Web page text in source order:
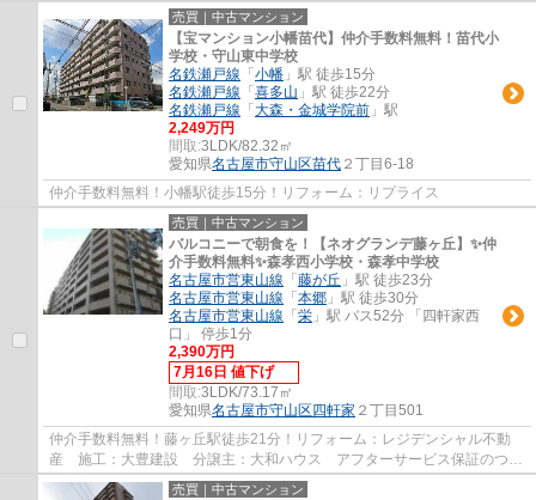
売買｜中古マンション
【宝マンション小幡苗代】仲介手数料無料！苗代小
学校・守山東中学校
名鉄瀬戸線 「 小幡 」駅 徒歩15分
名鉄瀬戸線 「 喜多山 」駅 徒歩22分
名鉄瀬戸線 「 大森・金城学院前 」駅
2,249万円
間取:3LDK/82.32㎡
愛知県名古屋市守山区苗代 ２丁目6-18
仲介手数料無料！小幡駅徒歩15分！リフォーム：リプライス
売買｜中古マンション
バルコニーで朝食を！【ネオグランデ藤ヶ丘】✨️仲
介手数料無料✨️森孝西小学校・森孝中学校
名古屋市営東山線 「 藤が丘 」駅 徒歩23分
名古屋市営東山線 「 本郷 」駅 徒歩30分
名古屋市営東山線 「 栄 」駅 バス52分 「四軒家西
口」 停歩1分
2,390万円
7月16日 値下げ
間取:3LDK/73.17㎡
愛知県名古屋市守山区 四軒家 ２丁目501
仲介手数料無料！藤ヶ丘駅徒歩21分！リフォーム：レジデンシャル不動
産 施工：大豊建設 分譲主：大和ハウス アフターサービス保証のつい
た安心リフォーム物件です。
売買｜中古マンション